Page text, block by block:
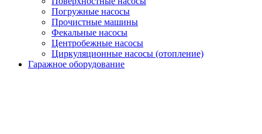
Погружные насосы
Прочистные машины
Фекальные насосы
Центробежные насосы
Циркуляционные насосы (отопление)
Гаражное оборудование